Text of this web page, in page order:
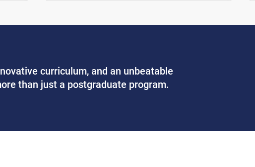
curriculum, and an unbeatable
than just a postgraduate program.